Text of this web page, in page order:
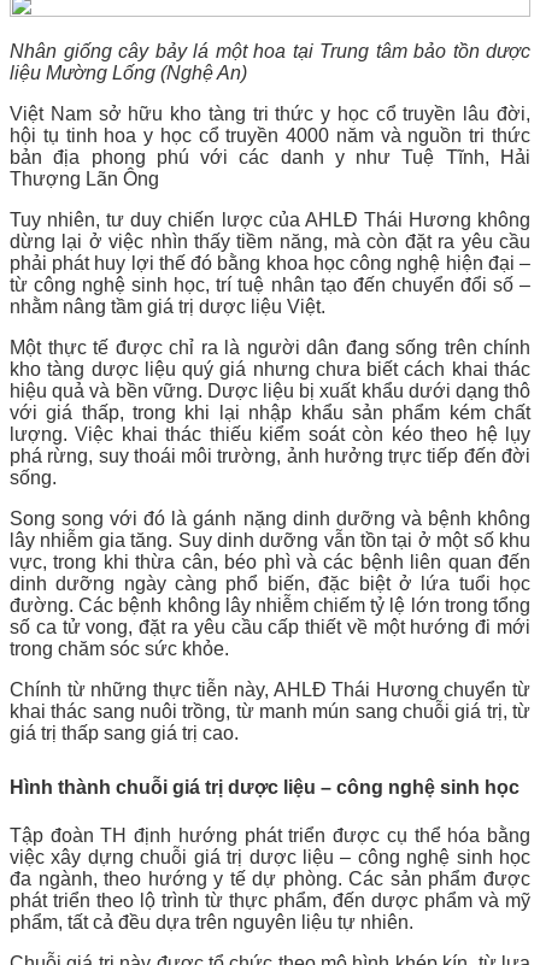
Nhân giống cây bảy lá một hoa tại Trung tâm bảo tồn dược
liệu Mường Lống (Nghệ An)
Việt Nam sở hữu kho tàng tri thức y học cổ truyền lâu đời,
hội tụ tinh hoa y học cổ truyền 4000 năm và nguồn tri thức
bản địa phong phú với các danh y như Tuệ Tĩnh, Hải
Thượng Lãn Ông
Tuy nhiên, tư duy chiến lược của AHLĐ Thái Hương không
dừng lại ở việc nhìn thấy tiềm năng, mà còn đặt ra yêu cầu
phải phát huy lợi thế đó bằng khoa học công nghệ hiện đại –
từ công nghệ sinh học, trí tuệ nhân tạo đến chuyển đổi số –
nhằm nâng tầm giá trị dược liệu Việt.
Một thực tế được chỉ ra là người dân đang sống trên chính
kho tàng dược liệu quý giá nhưng chưa biết cách khai thác
hiệu quả và bền vững. Dược liệu bị xuất khẩu dưới dạng thô
với giá thấp, trong khi lại nhập khẩu sản phẩm kém chất
lượng. Việc khai thác thiếu kiểm soát còn kéo theo hệ lụy
phá rừng, suy thoái môi trường, ảnh hưởng trực tiếp đến đời
sống.
Song song với đó là gánh nặng dinh dưỡng và bệnh không
lây nhiễm gia tăng. Suy dinh dưỡng vẫn tồn tại ở một số khu
vực, trong khi thừa cân, béo phì và các bệnh liên quan đến
dinh dưỡng ngày càng phổ biến, đặc biệt ở lứa tuổi học
đường. Các bệnh không lây nhiễm chiếm tỷ lệ lớn trong tổng
số ca tử vong, đặt ra yêu cầu cấp thiết về một hướng đi mới
trong chăm sóc sức khỏe.
Chính từ những thực tiễn này, AHLĐ Thái Hương chuyển từ
khai thác sang nuôi trồng, từ manh mún sang chuỗi giá trị, từ
giá trị thấp sang giá trị cao.
Hình thành chuỗi giá trị dược liệu – công nghệ sinh học
Tập đoàn TH định hướng phát triển được cụ thể hóa bằng
việc xây dựng chuỗi giá trị dược liệu – công nghệ sinh học
đa ngành, theo hướng y tế dự phòng. Các sản phẩm được
phát triển theo lộ trình từ thực phẩm, đến dược phẩm và mỹ
phẩm, tất cả đều dựa trên nguyên liệu tự nhiên.